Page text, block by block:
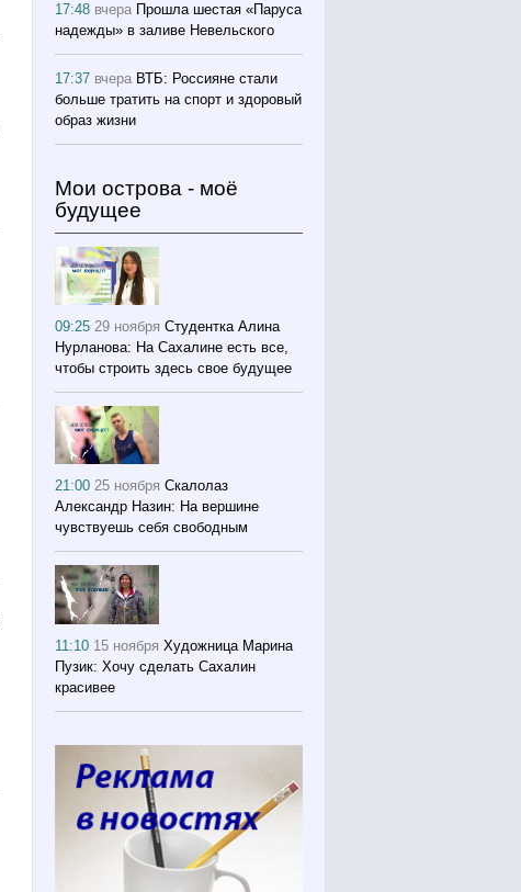
17:48 вчера Прошла шестая «Паруса
надежды» в заливе Невельского
17:37 вчера ВТБ: Россияне стали
больше тратить на спорт и здоровый
образ жизни
Мои острова - моё
будущее
09:2529 ноября Студентка Алина
Нурланова: На Сахалине есть все,
чтобы строить здесь свое будущее
21:0025 ноября Скалолаз
Александр Назин: На вершине
чувствуешь себя свободным
11:10 15 ноября Художница Марина
Пузик: Хочу сделать Сахалин
красивее